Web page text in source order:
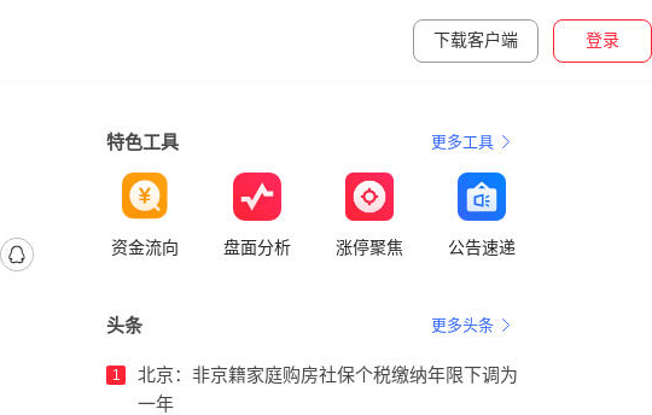
下载客户端 登录
特色工具 更多工具
资金流向 盘面分析 涨停聚焦 公告速递
头条 更多头条
1
北京：非京籍家庭购房社保个税缴纳年限下调为
一年